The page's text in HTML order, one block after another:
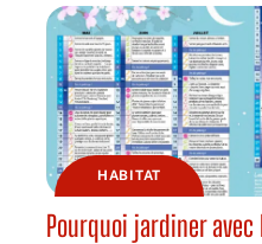
HABITAT
Pourquoi jardiner avec